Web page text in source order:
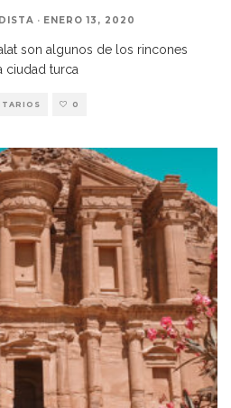
· ENERO 13, 2020
son algunos de los rincones
ciudad turca
0